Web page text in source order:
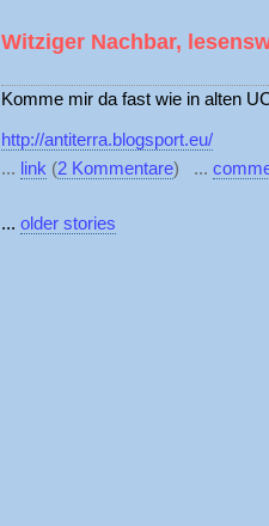
Witziger Nachbar,
Komme mir da fast wie in alten
http://antiterra.blogsport.eu/
... link (2 Kommentare) ...
... older stories